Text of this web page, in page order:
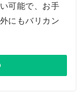
可能で、お手
にもバリカン